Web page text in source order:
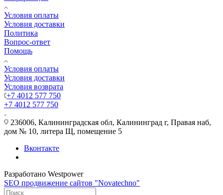
Условия оплаты
Условия доставки
Политика
Вопрос-ответ
Помощь
Условия оплаты
Условия доставки
Условия возврата
+7 4012 577 750
+7 4012 577 750
236006, Калининградская обл, Калининград г, Правая наб,
дом № 10, литера Щ, помещение 5
Вконтакте
Разработано Westpower
SEO продвижение сайтов "Novatechno"